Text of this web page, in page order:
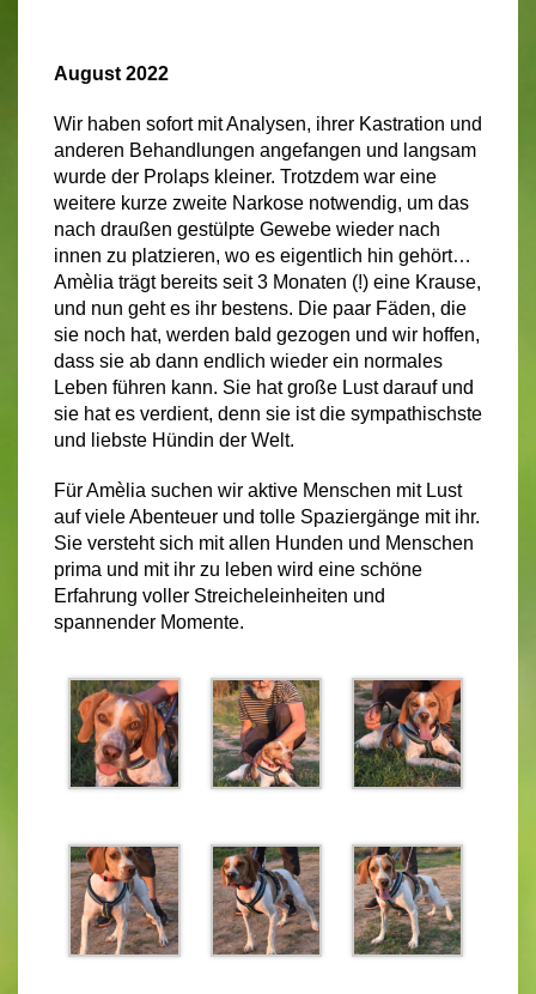
August 2022
Wir haben sofort mit Analysen, ihrer Kastration und
anderen Behandlungen angefangen und langsam
wurde der Prolaps kleiner. Trotzdem war eine
weitere kurze zweite Narkose notwendig, um das
nach draußen gestülpte Gewebe wieder nach
innen zu platzieren, wo es eigentlich hin gehört…
Amèlia trägt bereits seit 3 Monaten (!) eine Krause,
und nun geht es ihr bestens. Die paar Fäden, die
sie noch hat, werden bald gezogen und wir hoffen,
dass sie ab dann endlich wieder ein normales
Leben führen kann. Sie hat große Lust darauf und
sie hat es verdient, denn sie ist die sympathischste
und liebste Hündin der Welt.
Für Amèlia suchen wir aktive Menschen mit Lust
auf viele Abenteuer und tolle Spaziergänge mit ihr.
Sie versteht sich mit allen Hunden und Menschen
prima und mit ihr zu leben wird eine schöne
Erfahrung voller Streicheleinheiten und
spannender Momente.